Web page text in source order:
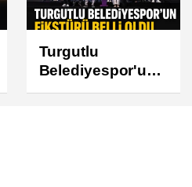
Turgutlu'da İki
Mahallede Planlı
Elektrik Kesintisi